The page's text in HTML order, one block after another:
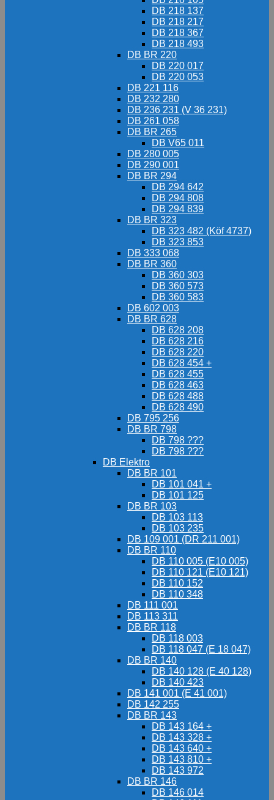
DB 218 137
DB 218 217
DB 218 367
DB 218 493
DB BR 220
DB 220 017
DB 220 053
DB 221 116
DB 232 280
DB 236 231 (V 36 231)
DB 261 058
DB BR 265
DB V65 011
DB 280 005
DB 290 001
DB BR 294
DB 294 642
DB 294 808
DB 294 839
DB BR 323
DB 323 482 (Köf 4737)
DB 323 853
DB 333 068
DB BR 360
DB 360 303
DB 360 573
DB 360 583
DB 602 003
DB BR 628
DB 628 208
DB 628 216
DB 628 220
DB 628 454 +
DB 628 455
DB 628 463
DB 628 488
DB 628 490
DB 795 256
DB BR 798
DB 798 ???
DB 798 ???
DB Elektro
DB BR 101
DB 101 041 +
DB 101 125
DB BR 103
DB 103 113
DB 103 235
DB 109 001 (DR 211 001)
DB BR 110
DB 110 005 (E10 005)
DB 110 121 (E10 121)
DB 110 152
DB 110 348
DB 111 001
DB 113 311
DB BR 118
DB 118 003
DB 118 047 (E 18 047)
DB BR 140
DB 140 128 (E 40 128)
DB 140 423
DB 141 001 (E 41 001)
DB 142 255
DB BR 143
DB 143 164 +
DB 143 328 +
DB 143 640 +
DB 143 810 +
DB 143 972
DB BR 146
DB 146 014